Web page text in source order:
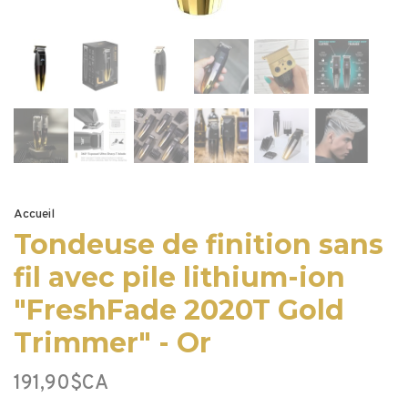
Accueil
Tondeuse de finition sans
fil avec pile lithium-ion
"FreshFade 2020T Gold
Trimmer" - Or
191,90$CA